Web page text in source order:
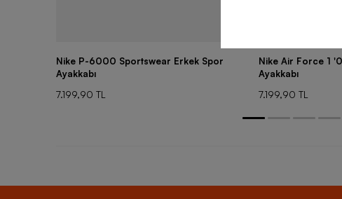
Nike P-6000 Sportswear Erkek Spor
Ayakkabı
7.199,90 TL
Nike Air Force 1
Ayakkabı
7.199,90 TL